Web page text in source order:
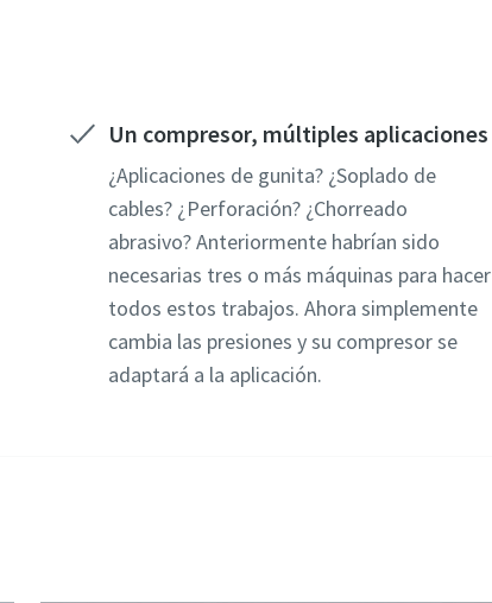
Un compresor, múltiples aplicaciones
¿Aplicaciones de gunita? ¿Soplado de
cables? ¿Perforación? ¿Chorreado
abrasivo? Anteriormente habrían sido
necesarias tres o más máquinas para hacer
todos estos trabajos. Ahora simplemente
cambia las presiones y su compresor se
adaptará a la aplicación.